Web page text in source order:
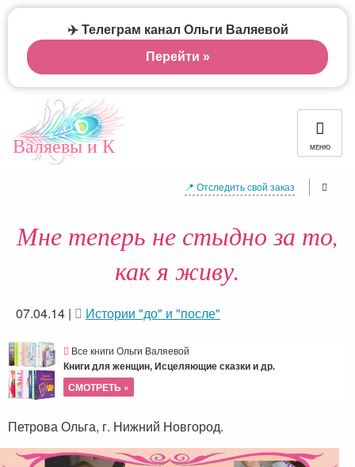
Валяевы и К МЕНЮ
📍 Отследить свой заказ
Мне теперь не стыдно за то,
как я живу.
07.04.14 | Истории "до" и "после"
Все книги Ольги Валяевой
Книги для женщин, Исцеляющие сказки и др.
СМОТРЕТЬ »
Петрова Ольга, г. Нижний Новгород.
✈️ Телеграм канал Ольги Валяевой
Перейти »